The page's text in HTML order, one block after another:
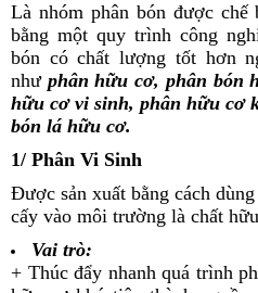
Là nhóm phân bón được
bằng một quy trình công
bón có chất lượng tốt hơn
như phân hữu cơ, phân bón
hữu cơ vi sinh, phân hữu cơ
bón lá hữu cơ.
1/ Phân Vi Sinh
Được sản xuất bằng cách
cấy vào môi trường là chất
Vai trò:
+ Thúc đẩy nhanh quá trình